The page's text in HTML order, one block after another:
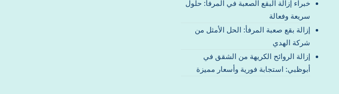
خبراء إزالة البقع الصعبة في المرفأ: حلول
سريعة وفعالة
إزالة بقع صعبة المرفأ: الحل الأمثل من
شركة الهدي
إزالة الروائح الكريهة من الشقق في
أبوظبي: استجابة فورية وأسعار مميزة